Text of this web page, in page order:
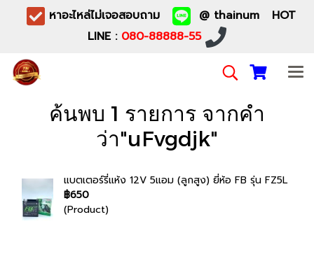
หาอะไหล่ไม่เจอสอบถาม
@ thainum HOT
LINE : 080-88888-55
ค้นพบ 1 รายการ จากคำ
ว่า"uFvgdjk"
แบตเตอร์รี่แห้ง 12V 5แอม (ลูกสูง) ยี่ห้อ FB รุ่น FZ5L
฿650
(Product)